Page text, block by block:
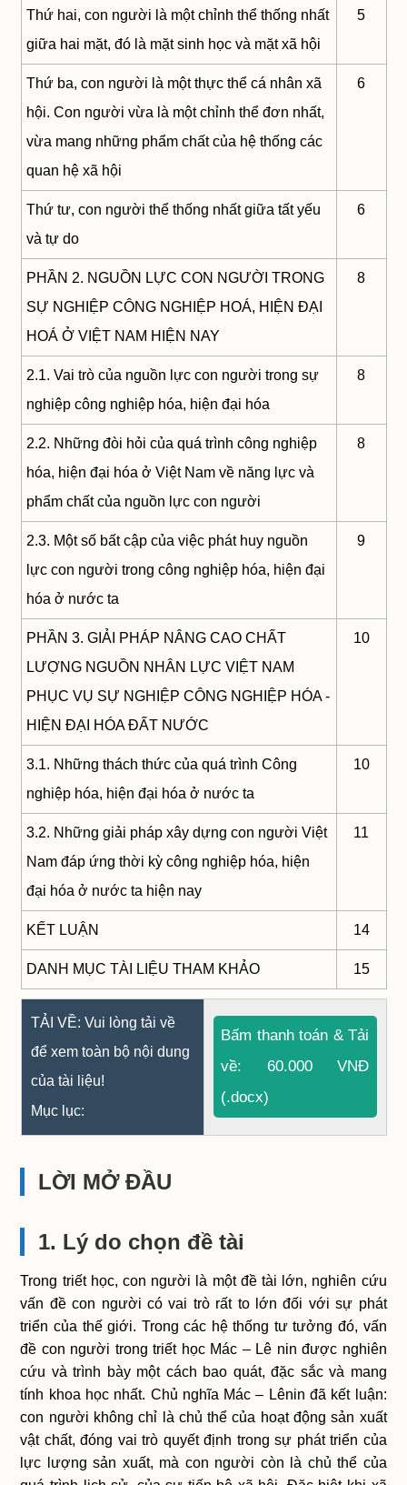
Thứ hai, con người là một chỉnh thể thống nhất
giữa hai mặt, đó là mặt sinh học và mặt xã hội
5
Thứ ba, con người là một thực thể cá nhân xã
hội. Con người vừa là một chỉnh thể đơn nhất,
vừa mang những phẩm chất của hệ thống các
quan hệ xã hội
6
Thứ tư, con người thể thống nhất giữa tất yếu
và tự do
6
PHẦN 2. NGUỒN LỰC CON NGƯỜI TRONG
SỰ NGHIỆP CÔNG NGHIỆP HOÁ, HIỆN ĐẠI
HOÁ Ở VIỆT NAM HIỆN NAY
8
2.1. Vai trò của nguồn lực con người trong sự
nghiệp công nghiệp hóa, hiện đại hóa
8
2.2. Những đòi hỏi của quá trình công nghiệp
hóa, hiện đại hóa ở Việt Nam về năng lực và
phẩm chất của nguồn lực con người
8
2.3. Một số bất cập của việc phát huy nguồn
lực con người trong công nghiệp hóa, hiện đại
hóa ở nước ta
9
PHẦN 3. GIẢI PHÁP NÂNG CAO CHẤT
LƯỢNG NGUỒN NHÂN LỰC VIỆT NAM
PHỤC VỤ SỰ NGHIỆP CÔNG NGHIỆP HÓA -
HIỆN ĐẠI HÓA ĐẤT NƯỚC
10
3.1. Những thách thức của quá trình Công
nghiệp hóa, hiện đại hóa ở nước ta
10
3.2. Những giải pháp xây dựng con người Việt
Nam đáp ứng thời kỳ công nghiệp hóa, hiện
đại hóa ở nước ta hiện nay
11
KẾT LUẬN 14
DANH MỤC TÀI LIỆU THAM KHẢO 15
TẢI VỀ: Vui lòng tải về
để xem toàn bộ nội dung
của tài liệu!
Mục lục:
Bấm thanh toán & Tải
về: 60.000 VNĐ
(.docx)
LỜI MỞ ĐẦU
1. Lý do chọn đề tài
Trong triết học, con người là một đề tài lớn, nghiên cứu
vấn đề con người có vai trò rất to lớn đối với sự phát
triển của thế giới. Trong các hệ thống tư tưởng đó, vấn
đề con người trong triết học Mác – Lê nin được nghiên
cứu và trình bày một cách bao quát, đặc sắc và mang
tính khoa học nhất. Chủ nghĩa Mác – Lênin đã kết luận:
con người không chỉ là chủ thể của hoạt động sản xuất
vật chất, đóng vai trò quyết định trong sự phát triển của
lực lượng sản xuất, mà con người còn là chủ thể của